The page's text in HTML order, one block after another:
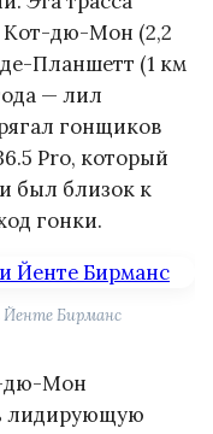
Кот-дю-Мон (2,2
Планшетт (1 км
— лил
гонщиков
Pro, который
был близок к
гонки.
Йенте Бирманс
дю-Мон
лидирующую